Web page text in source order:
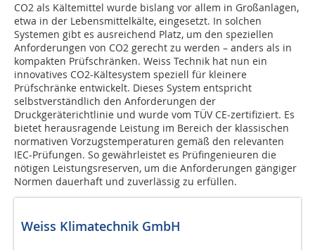
CO2 als Kältemittel wurde bislang vor allem in Großanlagen,
etwa in der Lebensmittelkälte, eingesetzt. In solchen
Systemen gibt es ausreichend Platz, um den speziellen
Anforderungen von CO2 gerecht zu werden – anders als in
kompakten Prüfschränken. Weiss Technik hat nun ein
innovatives CO2-Kältesystem speziell für kleinere
Prüfschränke entwickelt. Dieses System entspricht
selbstverständlich den Anforderungen der
Druckgeräterichtlinie und wurde vom TÜV CE-zertifiziert. Es
bietet herausragende Leistung im Bereich der klassischen
normativen Vorzugstemperaturen gemäß den relevanten
IEC-Prüfungen. So gewährleistet es Prüfingenieuren die
nötigen Leistungsreserven, um die Anforderungen gängiger
Normen dauerhaft und zuverlässig zu erfüllen.
Weiss Klimatechnik GmbH